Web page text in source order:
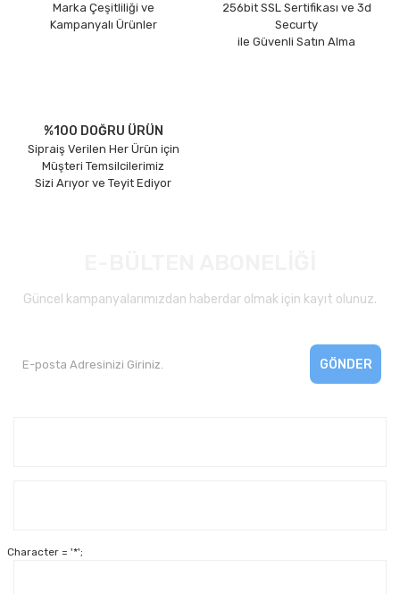
Marka Çeşitliliği ve
Kampanyalı Ürünler
256bit SSL Sertifikası ve 3d
Securty
ile Güvenli Satın Alma
%100 DOĞRU ÜRÜN
Sipraiş Verilen Her Ürün için
Müşteri Temsilcilerimiz
Sizi Arıyor ve Teyit Ediyor
Güncel kampanyalarımızdan haberdar olmak için kayıt olunuz.
GÖNDER
Character = '*';